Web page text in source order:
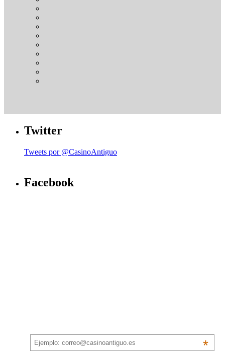
Twitter
Tweets por @CasinoAntiguo
Facebook
*